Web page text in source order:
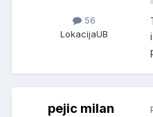
56
LokacijaUB
pejic milan